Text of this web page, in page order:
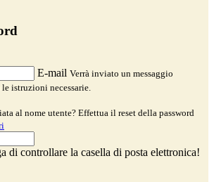
E-mail Verrà inviato un messaggio
istruzioni necessarie.
al nome utente? Effettua il reset della password
di controllare la casella di posta elettronica!